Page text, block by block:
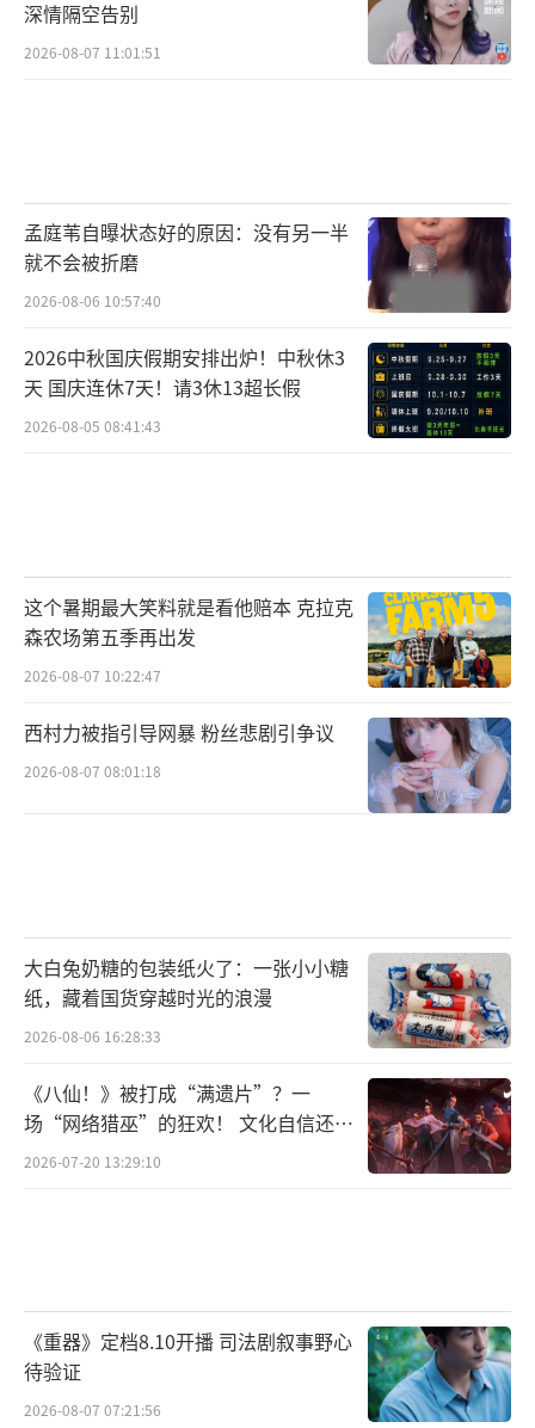
深情隔空告别
2026-08-07 11:01:51
孟庭苇自曝状态好的原因：没有另一半
就不会被折磨
2026-08-06 10:57:40
2026中秋国庆假期安排出炉！中秋休3
天 国庆连休7天！请3休13超长假
2026-08-05 08:41:43
这个暑期最大笑料就是看他赔本 克拉克
森农场第五季再出发
2026-08-07 10:22:47
西村力被指引导网暴 粉丝悲剧引争议
2026-08-07 08:01:18
大白兔奶糖的包装纸火了：一张小小糖
纸，藏着国货穿越时光的浪漫
2026-08-06 16:28:33
《八仙！》被打成“满遗片”？一
场“网络猎巫”的狂欢！ 文化自信还是
焦虑？
2026-07-20 13:29:10
《重器》定档8.10开播 司法剧叙事野心
待验证
2026-08-07 07:21:56